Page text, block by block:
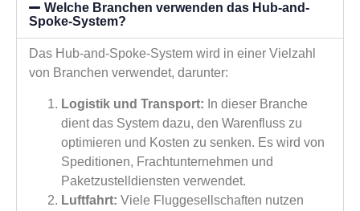
Welche Branchen verwenden das Hub-and-
Spoke-System?
Das Hub-and-Spoke-System wird in einer Vielzahl
von Branchen verwendet, darunter:
Logistik und Transport: In dieser Branche
dient das System dazu, den Warenfluss zu
optimieren und Kosten zu senken. Es wird von
Speditionen, Frachtunternehmen und
Paketzustelldiensten verwendet.
Luftfahrt: Viele Fluggesellschaften nutzen